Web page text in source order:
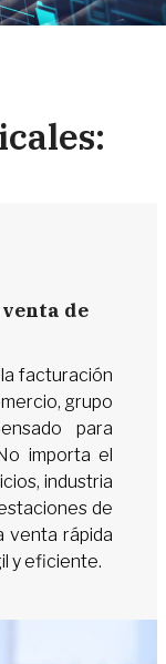
de
facturación
grupo
para
importa el
industria
de
venta rápida
y eficiente.